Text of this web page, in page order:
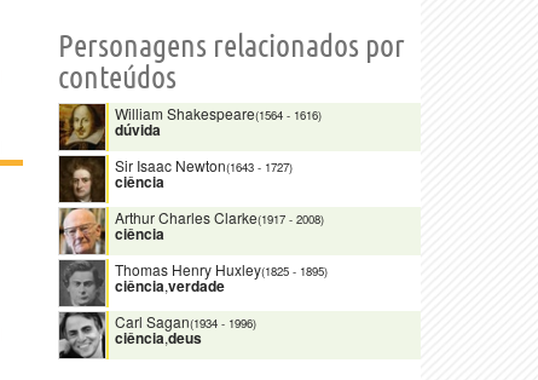
Personagens relacionados por
conteúdos
William Shakespeare(1564 - 1616)
dúvida
Sir Isaac Newton(1643 - 1727)
ciência
Arthur Charles Clarke(1917 - 2008)
ciência
Thomas Henry Huxley(1825 - 1895)
ciência,verdade
Carl Sagan(1934 - 1996)
ciência,deus